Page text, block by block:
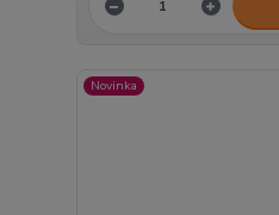
Novinka